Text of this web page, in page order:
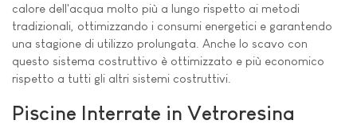
calore dell'acqua molto più a lungo rispetto ai metodi
tradizionali, ottimizzando i consumi energetici e garantendo
una stagione di utilizzo prolungata. Anche lo scavo con
questo sistema costruttivo è ottimizzato e più economico
rispetto a tutti gli altri sistemi costruttivi.
Piscine Interrate in Vetroresina